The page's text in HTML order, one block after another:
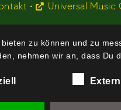
• Universal Music
zu können und zu
nehmen wir an, dass Du